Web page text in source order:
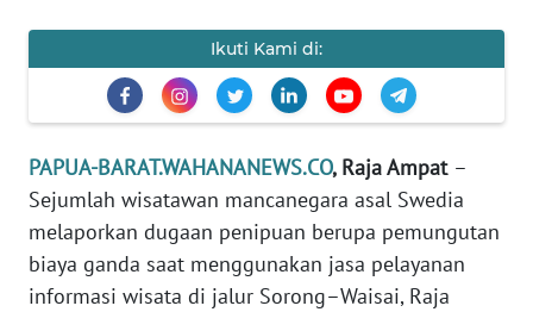
Ikuti Kami di:
PAPUA-BARAT.WAHANANEWS.CO, Raja Ampat –
Sejumlah wisatawan mancanegara asal Swedia
melaporkan dugaan penipuan berupa pemungutan
biaya ganda saat menggunakan jasa pelayanan
informasi wisata di jalur Sorong–Waisai, Raja
DISCLAIMER
News
WN
SUMUT